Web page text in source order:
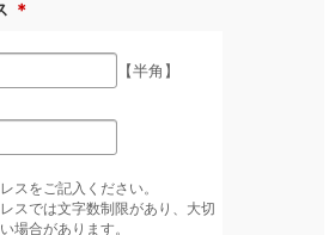
＊
【半角】
スをご記入ください。
スでは文字数制限があり、大切
場合があります。